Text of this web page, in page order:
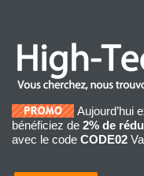
Aujourd’hui
bénéficiez de 2% de
avec le code CODE02